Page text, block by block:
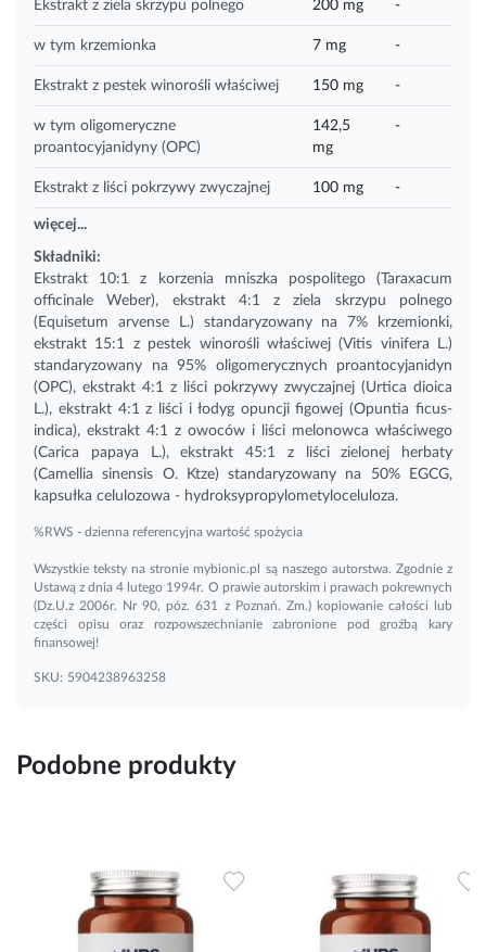
Ekstrakt z ziela skrzypu polnego 200 mg -
w tym krzemionka 7 mg -
Ekstrakt z pestek winorośli właściwej 150 mg -
w tym oligomeryczne
proantocyjanidyny (OPC)
142,5
mg
-
Ekstrakt z liści pokrzywy zwyczajnej 100 mg -
więcej...
Składniki:
Ekstrakt 10:1 z korzenia mniszka pospolitego (Taraxacum
officinale Weber), ekstrakt 4:1 z ziela skrzypu polnego
(Equisetum arvense L.) standaryzowany na 7% krzemionki,
ekstrakt 15:1 z pestek winorośli właściwej (Vitis vinifera L.)
standaryzowany na 95% oligomerycznych proantocyjanidyn
(OPC), ekstrakt 4:1 z liści pokrzywy zwyczajnej (Urtica dioica
L.), ekstrakt 4:1 z liści i łodyg opuncji figowej (Opuntia ficus-
indica), ekstrakt 4:1 z owoców i liści melonowca właściwego
(Carica papaya L.), ekstrakt 45:1 z liści zielonej herbaty
(Camellia sinensis O. Ktze) standaryzowany na 50% EGCG,
kapsułka celulozowa - hydroksypropylometyloceluloza.
%RWS - dzienna referencyjna wartość spożycia
Wszystkie teksty na stronie mybionic.pl są naszego autorstwa. Zgodnie z
Ustawą z dnia 4 lutego 1994r. O prawie autorskim i prawach pokrewnych
(Dz.U.z 2006r. Nr 90, póz. 631 z Poznań. Zm.) kopiowanie całości lub
części opisu oraz rozpowszechnianie zabronione pod groźbą kary
finansowej!
SKU: 5904238963258
Podobne produkty
Dodaj do ulubionych Dodaj do ulubionych